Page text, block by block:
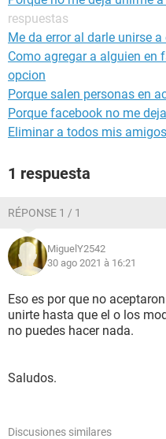
respuestas
Me da error al darle unirse
Como agregar a alguien en
opcion
Porque salen personas en
Porque facebook no me
Eliminar a todos mis
1 respuesta
RÉPONSE 1 / 1
MiguelY2542
30 ago 2021 à 16:21
Eso es por que no
unirte hasta que el o los
no puedes hacer nada.
Saludos.
Discusiones similares